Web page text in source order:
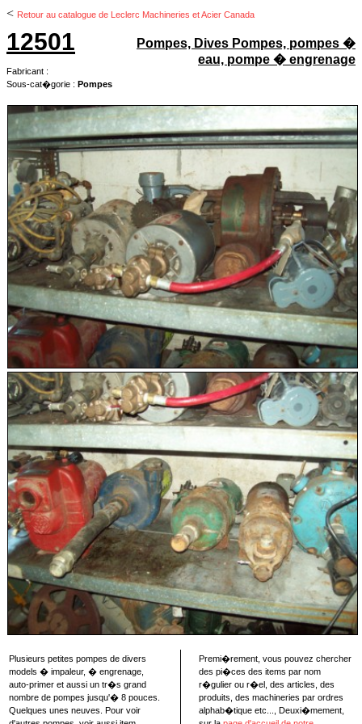
< Retour au catalogue de Leclerc Machineries et Acier Canada
12501
Fabricant :
Sous-cat�gorie : Pompes
Pompes, Dives Pompes, pompes �
eau, pompe � engrenage
Plusieurs petites pompes de divers
models � impaleur, � engrenage,
auto-primer et aussi un tr�s grand
nombre de pompes jusqu'� 8 pouces.
Quelques unes neuves. Pour voir
Premi�rement, vous pouvez chercher
des pi�ces des items par nom
r�gulier ou r�el, des articles, des
produits, des machineries par ordres
alphab�tique etc..., Deuxi�mement,